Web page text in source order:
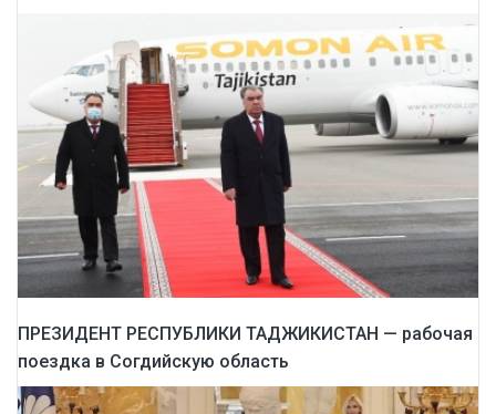
ПРЕЗИДЕНТ РЕСПУБЛИКИ ТАДЖИКИСТАН — рабочая
поездка в Согдийскую область